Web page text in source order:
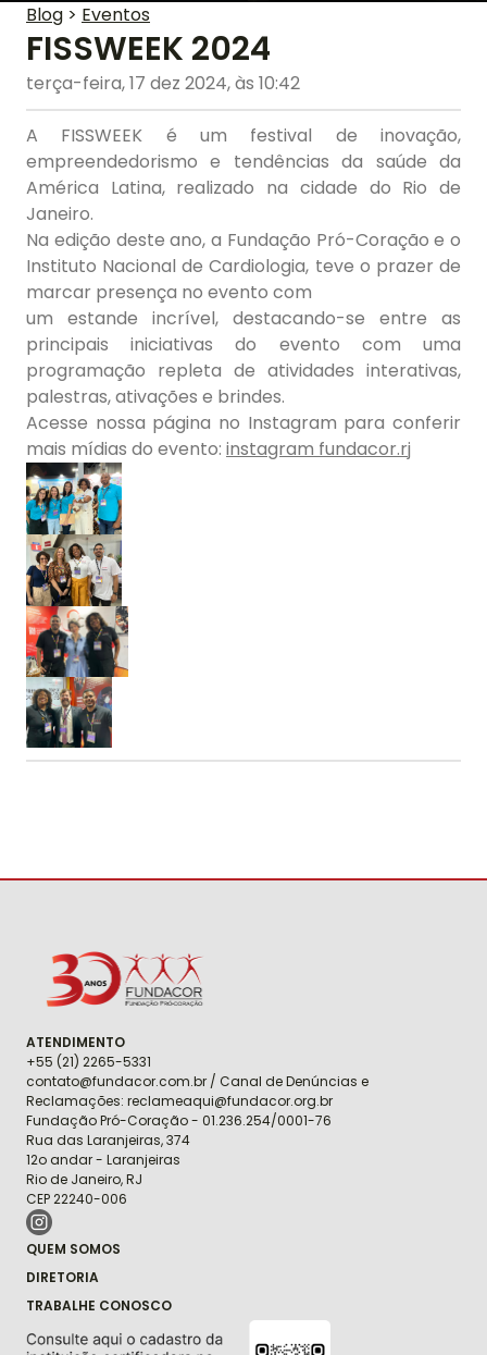
Blog > Eventos
FISSWEEK 2024
terça-feira, 17 dez 2024, às 10:42
A FISSWEEK é um festival de inovação,
empreendedorismo e tendências da saúde da
América Latina, realizado na cidade do Rio de
Janeiro.
Na edição deste ano, a Fundação Pró-Coração e o
Instituto Nacional de Cardiologia, teve o prazer de
marcar presença no evento com
um estande incrível, destacando-se entre as
principais iniciativas do evento com uma
programação repleta de atividades interativas,
palestras, ativações e brindes.
Acesse nossa página no Instagram para conferir
mais mídias do evento: instagram fundacor.rj
Fundacor
ATENDIMENTO
+55 (21) 2265-5331
contato@fundacor.com.br / Canal de Denúncias e
Reclamações: reclameaqui@fundacor.org.br
Fundação Pró-Coração - 01.236.254/0001-76
Rua das Laranjeiras, 374
12o andar - Laranjeiras
Rio de Janeiro, RJ
CEP 22240-006
QUEM SOMOS
DIRETORIA
TRABALHE CONOSCO